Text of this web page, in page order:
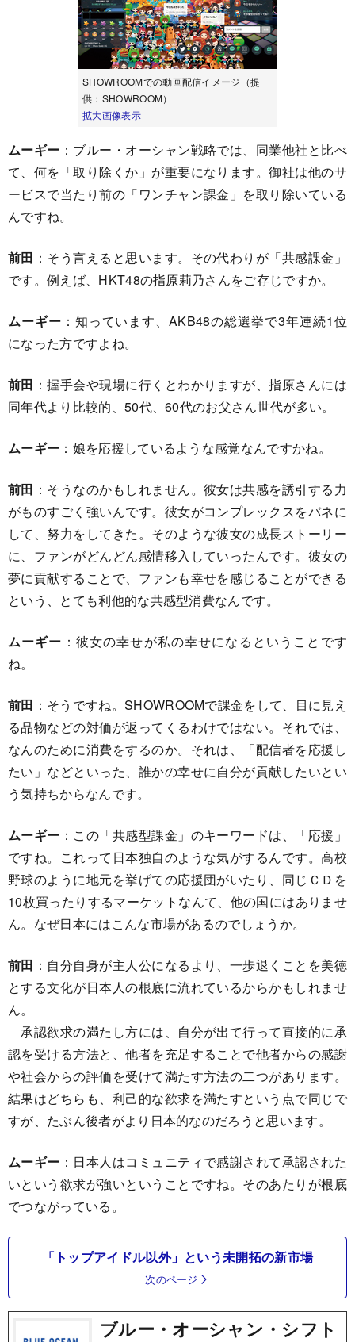
SHOWROOMでの動画配信イメージ（提
供：SHOWROOM）
拡大画像表示
ムーギー ：ブルー・オーシャン戦略では、同業他社と比べ
て、何を「取り除くか」が重要になります。御社は他のサ
ービスで当たり前の「ワンチャン課金」を取り除いている
んですね。
前田 ：そう言えると思います。その代わりが「共感課金」
です。例えば、HKT48の指原莉乃さんをご存じですか。
ムーギー ：知っています、AKB48の総選挙で3年連続1位
になった方ですよね。
前田 ：握手会や現場に行くとわかりますが、指原さんには
同年代より比較的、50代、60代のお父さん世代が多い。
ムーギー ：娘を応援しているような感覚なんですかね。
前田 ：そうなのかもしれません。彼女は共感を誘引する力
がものすごく強いんです。彼女がコンプレックスをバネに
して、努力をしてきた。そのような彼女の成長ストーリー
に、ファンがどんどん感情移入していったんです。彼女の
夢に貢献することで、ファンも幸せを感じることができる
という、とても利他的な共感型消費なんです。
ムーギー ：彼女の幸せが私の幸せになるということです
ね。
前田 ：そうですね。SHOWROOMで課金をして、目に見え
る品物などの対価が返ってくるわけではない。それでは、
なんのために消費をするのか。それは、「配信者を応援し
たい」などといった、誰かの幸せに自分が貢献したいとい
う気持ちからなんです。
ムーギー ：この「共感型課金」のキーワードは、「応援」
ですね。これって日本独自のような気がするんです。高校
野球のように地元を挙げての応援団がいたり、同じＣＤを
10枚買ったりするマーケットなんて、他の国にはありませ
ん。なぜ日本にはこんな市場があるのでしょうか。
前田 ：自分自身が主人公になるより、一歩退くことを美徳
とする文化が日本人の根底に流れているからかもしれませ
ん。
承認欲求の満たし方には、自分が出て行って直接的に承
認を受ける方法と、他者を充足することで他者からの感謝
や社会からの評価を受けて満たす方法の二つがあります。
結果はどちらも、利己的な欲求を満たすという点で同じで
すが、たぶん後者がより日本的なのだろうと思います。
ムーギー ：日本人はコミュニティで感謝されて承認された
いという欲求が強いということですね。そのあたりが根底
でつながっている。
「トップアイドル以外」という未開拓の新市場
次のページ
ブルー・オーシャン・シフト